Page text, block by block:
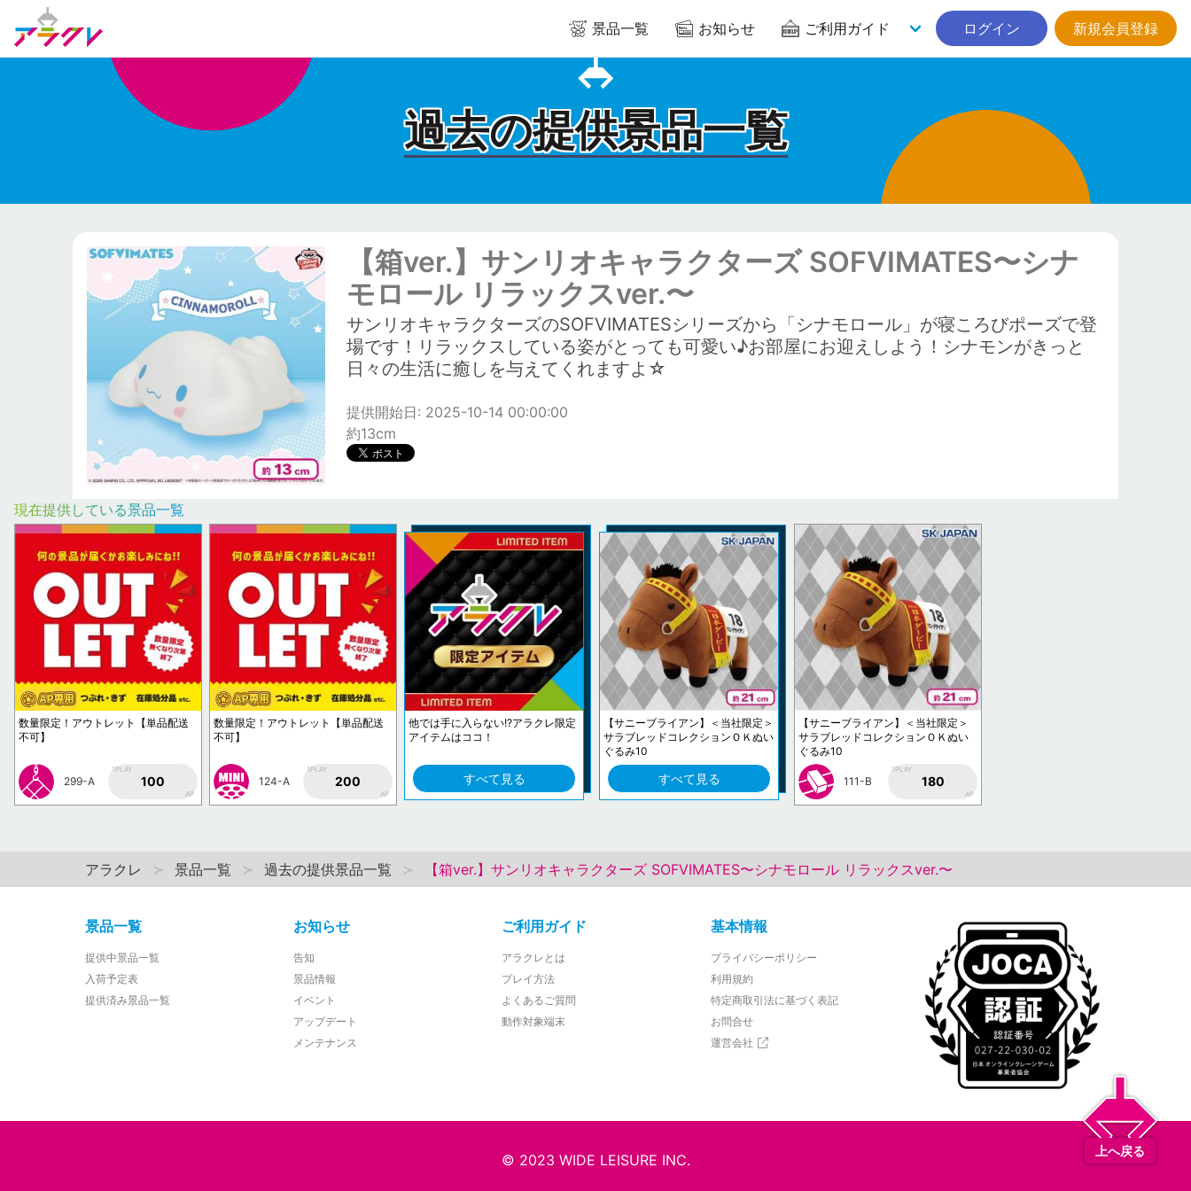
景品一覧 お知らせ ご利用ガイド ログイン 新規会員登録
過去の提供景品一覧
【箱ver.】サンリオキャラクターズ SOFVIMATES〜シナ
モロール リラックスver.〜
サンリオキャラクターズのSOFVIMATESシリーズから「シナモロール」が寝ころびポーズで登
場です！リラックスしている姿がとっても可愛い♪お部屋にお迎えしよう！シナモンがきっと
日々の生活に癒しを与えてくれますよ☆
提供開始日: 2025-10-14 00:00:00
約13cm
現在提供している景品一覧
数量限定！アウトレット【単品配送
不可】
299-A
1PLAY
100
AP
数量限定！アウトレット【単品配送
不可】
124-A
1PLAY
200
AP
他では手に入らない!?アラクレ限定
アイテムはココ！
すべて見る
【サニーブライアン】＜当社限定＞
サラブレッドコレクションＯＫぬい
ぐるみ10
すべて見る
【サニーブライアン】＜当社限定＞
サラブレッドコレクションＯＫぬい
ぐるみ10
111-B
1PLAY
180
AP
アラクレ 景品一覧 過去の提供景品一覧 【箱ver.】サンリオキャラクターズ SOFVIMATES〜シナモロール リラックスver.〜
景品一覧
提供中景品一覧
入荷予定表
提供済み景品一覧
お知らせ
告知
景品情報
イベント
アップデート
メンテナンス
ご利用ガイド
アラクレとは
プレイ方法
よくあるご質問
動作対象端末
基本情報
プライバシーポリシー
利用規約
特定商取引法に基づく表記
お問合せ
運営会社
© 2023 WIDE LEISURE INC.
上へ戻る